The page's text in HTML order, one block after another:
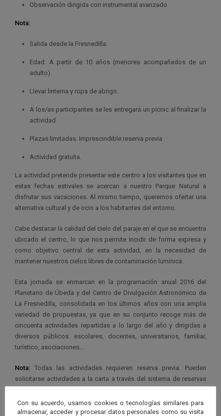
Observación dirigida con instrumental avanzado
Nota:
Salida desde la Fresnedilla.
Edad: A partir de 10 años (menores acompañados de un
adulto).
Llevar linterna y ropa de abrigo.
A los/as participantes se les entregará un picnic al finalizar la
actividad
Plazas limitadas. Imprescindible reserva previa
Actividad gratuíta.
La actividad pretende presentar este centro a los visitantes que en
estas fechas estivales se acercan a nuestro Parque Natural a
disfrutar sus vacaciones. Al mismo tiempo, queremos ofertar una
alternativa cultural y de ocio a los habitantes del entorno.
Cabe destacar la calidad del cielo del paraje en el que se encuentra
ubicado el centro, lo que nos permite incidir de forma expresa y
como objetivo central de esta actividad, en la necesidad de
mantener nuestros cielos libres de contaminación lumínica.
Esta jornada se enmarcan en la programación anual 2016 del
Planetario de Úbeda y del Centro de Divulgación Astronómico de
La Fresnedilla, consolidada en los últimos años con una amplia
variedad de propuestas, ya que en su conjunto recoge más de
cincuenta actividades repartidas a lo largo del año y dirigidas a
diversos públicos: escolares, docentes, universitarios, familiar,
turístico, asociaciones…
Nota: Todas las actividades requieren reserva previa. Pueden
solicitarse actividades a la carta a través del sistema de reservas
Organiza
Con su acuerdo, usamos cookies o tecnologías similares para
almacenar, acceder y procesar datos personales como su visita